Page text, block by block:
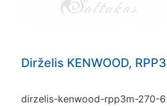
Dirželis KENWOOD,
dirzelis-kenwood-rpp3m-270-6